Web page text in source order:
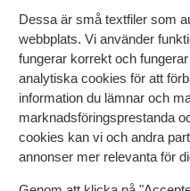
Dessa är små textfiler som
webbplats. Vi använder
fungerar korrekt och
analytiska cookies för att
information du lämnar och
marknadsföringsprestanda
cookies kan vi och andra
annonser mer relevanta för
omdömen för detta